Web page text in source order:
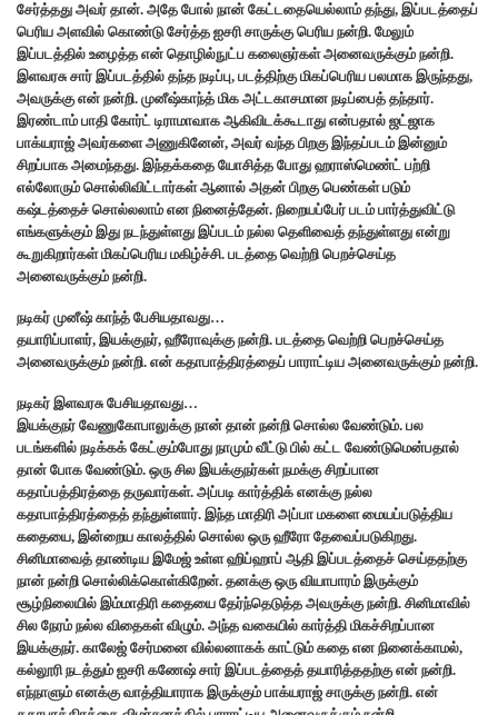
சேர்த்தது அவர் தான். அதே போல் நான் கேட்டதையெல்லாம் தந்து, இப்படத்தைப்
பெரிய அளவில் கொண்டு சேர்த்த ஐசரி சாருக்கு பெரிய நன்றி. மேலும்
இப்படத்தில் உழைத்த என் தொழில்நுட்ப கலைஞர்கள் அனைவருக்கும் நன்றி.
இளவரசு சார் இப்படத்தில் தந்த நடிப்பு, படத்திற்கு மிகப்பெரிய பலமாக இருந்தது,
அவருக்கு என் நன்றி. முனீஷ்காந்த் மிக அட்டகாசமான நடிப்பைத் தந்தார்.
இரண்டாம் பாதி கோர்ட் டிராமாவாக ஆகிவிடக்கூடாது என்பதால் ஜட்ஜாக
பாக்யராஜ் அவர்களை அணுகினேன், அவர் வந்த பிறகு இந்தப்படம் இன்னும்
சிறப்பாக அமைந்தது. இந்தக்கதை யோசித்த போது ஹராஸ்மெண்ட் பற்றி
எல்லோரும் சொல்லிவிட்டார்கள் ஆனால் அதன் பிறகு பெண்கள் படும்
கஷ்டத்தைச் சொல்லலாம் என நினைத்தேன். நிறையப்பேர் படம் பார்த்துவிட்டு
எங்களுக்கும் இது நடந்துள்ளது இப்படம் நல்ல தெளிவைத் தந்துள்ளது என்று
கூறுகிறார்கள் மிகப்பெரிய மகிழ்ச்சி. படத்தை வெற்றி பெறச்செய்த
அனைவருக்கும் நன்றி.
நடிகர் முனீஷ் காந்த் பேசியதாவது…
தயாரிப்பாளர், இயக்குநர், ஹீரோவுக்கு நன்றி. படத்தை வெற்றி பெறச்செய்த
அனைவருக்கும் நன்றி. என் கதாபாத்திரத்தைப் பாராட்டிய அனைவருக்கும் நன்றி.
நடிகர் இளவரசு பேசியதாவது…
இயக்குநர் வேணுகோபாலுக்கு நான் தான் நன்றி சொல்ல வேண்டும். பல
படங்களில் நடிக்கக் கேட்கும்போது நாமும் வீட்டு பில் கட்ட வேண்டுமென்பதால்
தான் போக வேண்டும். ஒரு சில இயக்குநர்கள் நமக்கு சிறப்பான
கதாப்பத்திரத்தை தருவார்கள். அப்படி கார்த்திக் எனக்கு நல்ல
கதாபாத்திரத்தைத் தந்துள்ளார். இந்த மாதிரி அப்பா மகளை மையப்படுத்திய
கதையை, இன்றைய காலத்தில் சொல்ல ஒரு ஹீரோ தேவைப்படுகிறது.
சினிமாவைத் தாண்டிய இமேஜ் உள்ள ஹிப்ஹாப் ஆதி இப்படத்தைச் செய்ததற்கு
நான் நன்றி சொல்லிக்கொள்கிறேன். தனக்கு ஒரு வியாபாரம் இருக்கும்
சூழ்நிலையில் இம்மாதிரி கதையை தேர்ந்தெடுத்த அவருக்கு நன்றி. சினிமாவில்
சில நேரம் நல்ல விதைகள் விழும். அந்த வகையில் கார்த்தி மிகச்சிறப்பான
இயக்குநர். காலேஜ் சேர்மனை வில்லனாகக் காட்டும் கதை என நினைக்காமல்,
கல்லூரி நடத்தும் ஐசரி கணேஷ் சார் இப்படத்தைத் தயாரித்ததற்கு என் நன்றி.
எந்நாளும் எனக்கு வாத்தியாராக இருக்கும் பாக்யராஜ் சாருக்கு நன்றி. என்